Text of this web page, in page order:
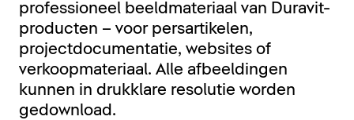
professioneel beeldmateriaal van Duravit-
producten – voor persartikelen,
projectdocumentatie, websites of
verkoopmateriaal. Alle afbeeldingen
kunnen in drukklare resolutie worden
gedownload.